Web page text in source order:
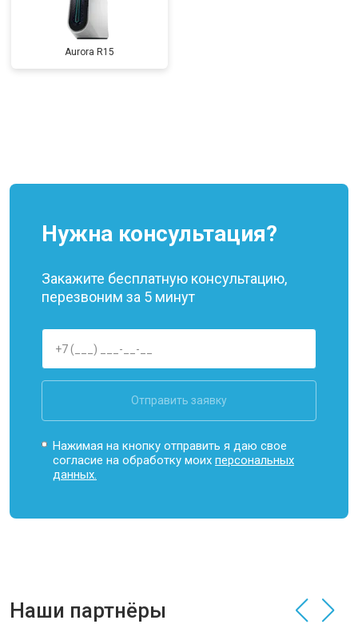
Aurora R15
Нужна консультация?
Закажите бесплатную консультацию,
перезвоним за 5 минут
Отправить заявку
Нажимая на кнопку отправить я даю свое
согласие на обработку моихперсональных
данных.
Наши партнёры